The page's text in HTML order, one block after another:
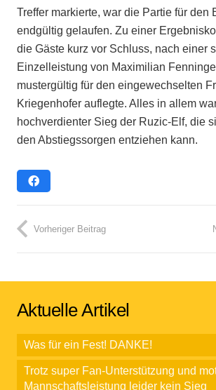
Treffer markierte, war die Partie für den
endgültig gelaufen. Zu einer
die Gäste kurz vor Schluss, nach einer
Einzelleistung von Maximilian
mustergültig für den eingewechselten
Kriegenhofer auflegte. Alles in allem
hochverdienter Sieg der Ruzic-Elf, die
den Abstiegssorgen entziehen kann.
Vorheriger Beitrag
Aktuelle Artikel
Was für ein Fest! DANKE!
Trotz super Fan-Unterstützung und
Mannschaftsleistung leider kein Sieg